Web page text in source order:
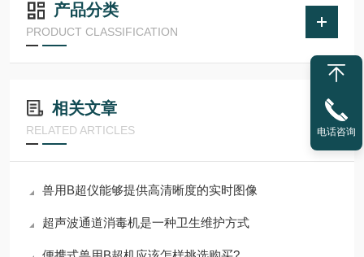
产品分类
PRODUCT CLASSIFICATION
相关文章
RELATED ARTICLES
兽用B超仪能够提供高清晰度的实时图像
超声波通道消毒机是一种卫生维护方式
电话咨询